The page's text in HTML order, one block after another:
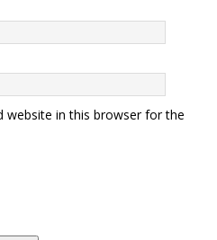
website in this browser for the